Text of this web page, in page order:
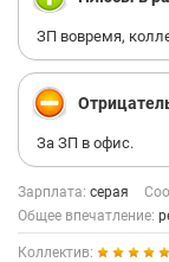
ЗП вовремя,
За ЗП в офис.
Зарплата: серая
Общее впечатление:
Коллектив: